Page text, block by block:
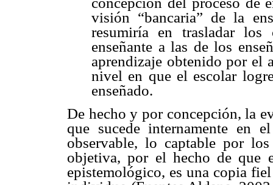
visión “bancaria” de la
resumiría en trasladar los
enseñante a las de los
aprendizaje obtenido por el
nivel en que el escolar
enseñado.
De hecho y por concepción, la
que sucede internamente en
observable, lo captable por
objetiva, por el hecho de que
epistemológico, es una copia